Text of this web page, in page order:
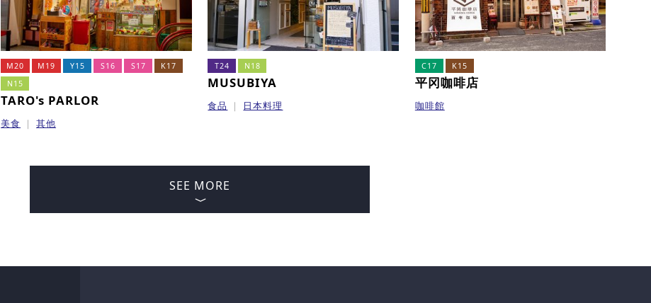
M20 M19 Y15 S16 S17
K17
N15
TARO's PARLOR
美食 其他
T24 N18
MUSUBIYA
食品 日本料理
C17 K15
平冈咖啡店
咖啡館
SEE MORE